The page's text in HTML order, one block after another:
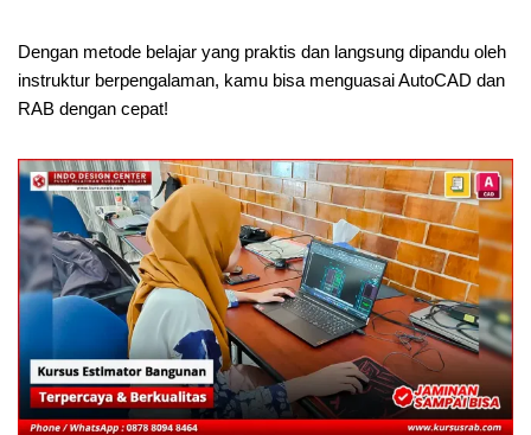
Dengan metode belajar yang praktis dan langsung dipandu oleh
instruktur berpengalaman, kamu bisa menguasai AutoCAD dan
RAB dengan cepat!